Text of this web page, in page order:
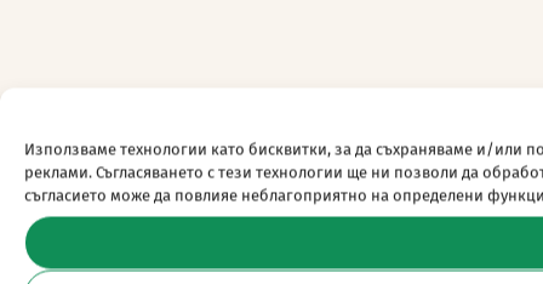
Използваме технологии като бисквитки, за да съхраняваме и/
реклами. Съгласяването с тези технологии ще ни позволи да
съгласието може да повлияе неблагоприятно на определени